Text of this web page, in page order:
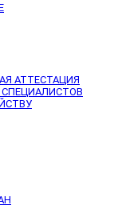
АТТЕСТАЦИЯ